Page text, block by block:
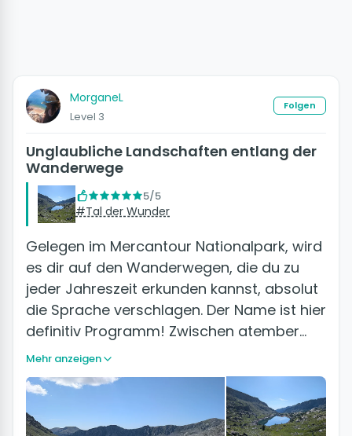
MorganeL
Level 3
Folgen
Unglaubliche Landschaften entlang der
Wanderwege
5/5
#Tal der Wunder
Gelegen im Mercantour Nationalpark, wird
es dir auf den Wanderwegen, die du zu
jeder Jahreszeit erkunden kannst, absolut
die Sprache verschlagen. Der Name ist hier
definitiv Programm! Zwischen atember…
Mehr anzeigen